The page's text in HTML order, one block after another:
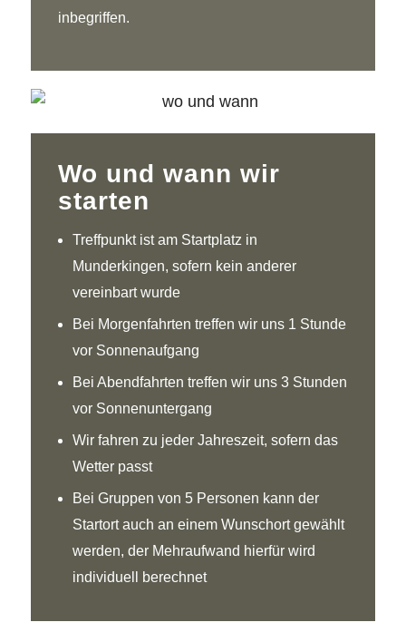
inbegriffen.
Wo und wann wir
starten
Treffpunkt ist am Startplatz in
Munderkingen, sofern kein anderer
vereinbart wurde
Bei Morgenfahrten treffen wir uns 1 Stunde
vor Sonnenaufgang
Bei Abendfahrten treffen wir uns 3 Stunden
vor Sonnenuntergang
Wir fahren zu jeder Jahreszeit, sofern das
Wetter passt
Bei Gruppen von 5 Personen kann der
Startort auch an einem Wunschort gewählt
werden, der Mehraufwand hierfür wird
individuell berechnet